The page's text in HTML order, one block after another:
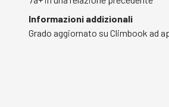
Informazioni addizionali
Grado aggiornato su Climbook ad